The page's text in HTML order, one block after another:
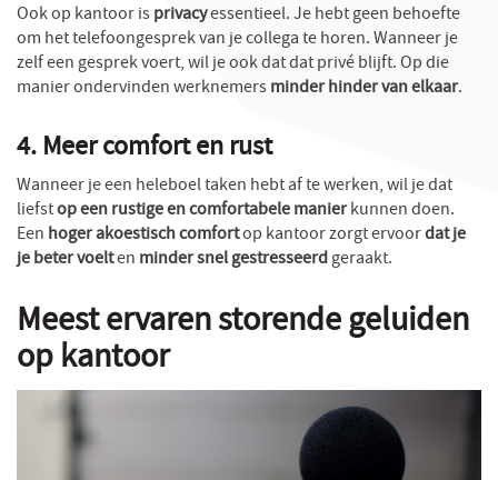
Ook op kantoor isprivacyessentieel. Je hebt geen behoefte
om het telefoongesprek van je collega te horen. Wanneer je
zelf een gesprek voert, wil je ook dat dat privé blijft. Op die
manier ondervinden werknemersminder hinder van elkaar.
4. Meer comfort en rust
Wanneer je een heleboel taken hebt af te werken, wil je dat
liefstop een rustige en comfortabele manierkunnen doen.
Een hoger akoestisch comfortop kantoor zorgt ervoordat je
je beter voelten minder snel gestresseerdgeraakt.
Meest ervaren storende geluiden
op kantoor